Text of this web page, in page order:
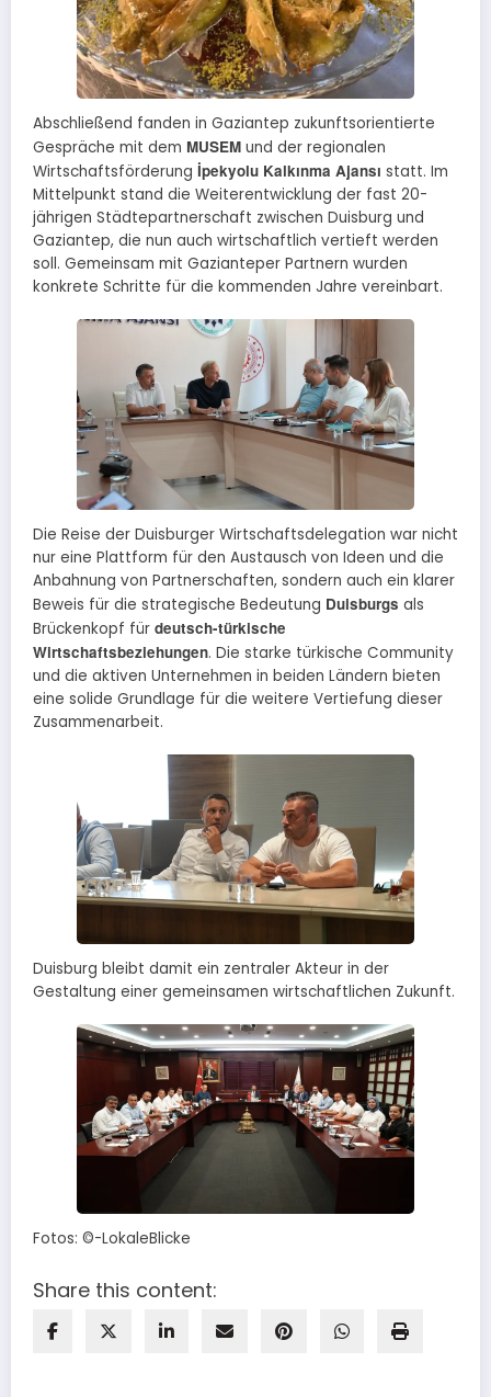
Abschließend fanden in Gaziantep zukunftsorientierte
Gespräche mit dem MUSEM und der regionalen
Wirtschaftsförderung İpekyolu Kalkınma Ajansı statt. Im
Mittelpunkt stand die Weiterentwicklung der fast 20-
jährigen Städtepartnerschaft zwischen Duisburg und
Gaziantep, die nun auch wirtschaftlich vertieft werden
soll. Gemeinsam mit Gazianteper Partnern wurden
konkrete Schritte für die kommenden Jahre vereinbart.
Die Reise der Duisburger Wirtschaftsdelegation war nicht
nur eine Plattform für den Austausch von Ideen und die
Anbahnung von Partnerschaften, sondern auch ein klarer
Beweis für die strategische Bedeutung Duisburgs als
Brückenkopf für deutsch-türkische
Wirtschaftsbeziehungen. Die starke türkische Community
und die aktiven Unternehmen in beiden Ländern bieten
eine solide Grundlage für die weitere Vertiefung dieser
Zusammenarbeit.
Duisburg bleibt damit ein zentraler Akteur in der
Gestaltung einer gemeinsamen wirtschaftlichen Zukunft.
Fotos: ©-LokaleBlicke
Share this content: